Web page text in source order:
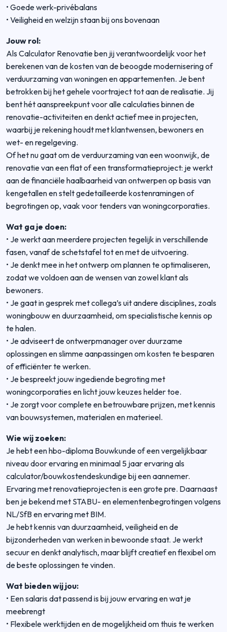
• Goede werk-privébalans
• Veiligheid en welzijn staan bij ons bovenaan
Jouw rol:
Als Calculator Renovatie ben jij verantwoordelijk voor het
berekenen van de kosten van de beoogde modernisering of
verduurzaming van woningen en appartementen. Je bent
betrokken bij het gehele voortraject tot aan de realisatie. Jij
bent hét aanspreekpunt voor alle calculaties binnen de
renovatie-activiteiten en denkt actief mee in projecten,
waarbij je rekening houdt met klantwensen, bewoners en
wet- en regelgeving.
Of het nu gaat om de verduurzaming van een woonwijk, de
renovatie van een flat of een transformatieproject: je werkt
aan de financiële haalbaarheid van ontwerpen op basis van
kengetallen en stelt gedetailleerde kostenramingen of
begrotingen op, vaak voor tenders van woningcorporaties.
Wat ga je doen:
• Je werkt aan meerdere projecten tegelijk in verschillende
fasen, vanaf de schetstafel tot en met de uitvoering.
• Je denkt mee in het ontwerp om plannen te optimaliseren,
zodat we voldoen aan de wensen van zowel klant als
bewoners.
• Je gaat in gesprek met collega’s uit andere disciplines, zoals
woningbouw en duurzaamheid, om specialistische kennis op
te halen.
• Je adviseert de ontwerpmanager over duurzame
oplossingen en slimme aanpassingen om kosten te besparen
of efficiënter te werken.
• Je bespreekt jouw ingediende begroting met
woningcorporaties en licht jouw keuzes helder toe.
• Je zorgt voor complete en betrouwbare prijzen, met kennis
van bouwsystemen, materialen en materieel.
Wie wij zoeken:
Je hebt een hbo-diploma Bouwkunde of een vergelijkbaar
niveau door ervaring en minimaal 5 jaar ervaring als
calculator/bouwkostendeskundige bij een aannemer.
Ervaring met renovatieprojecten is een grote pre. Daarnaast
ben je bekend met STABU- en elementenbegrotingen volgens
NL/SfB en ervaring met BIM.
Je hebt kennis van duurzaamheid, veiligheid en de
bijzonderheden van werken in bewoonde staat. Je werkt
secuur en denkt analytisch, maar blijft creatief en flexibel om
de beste oplossingen te vinden.
Wat bieden wij jou:
• Een salaris dat passend is bij jouw ervaring en wat je
meebrengt
• Flexibele werktijden en de mogelijkheid om thuis te werken